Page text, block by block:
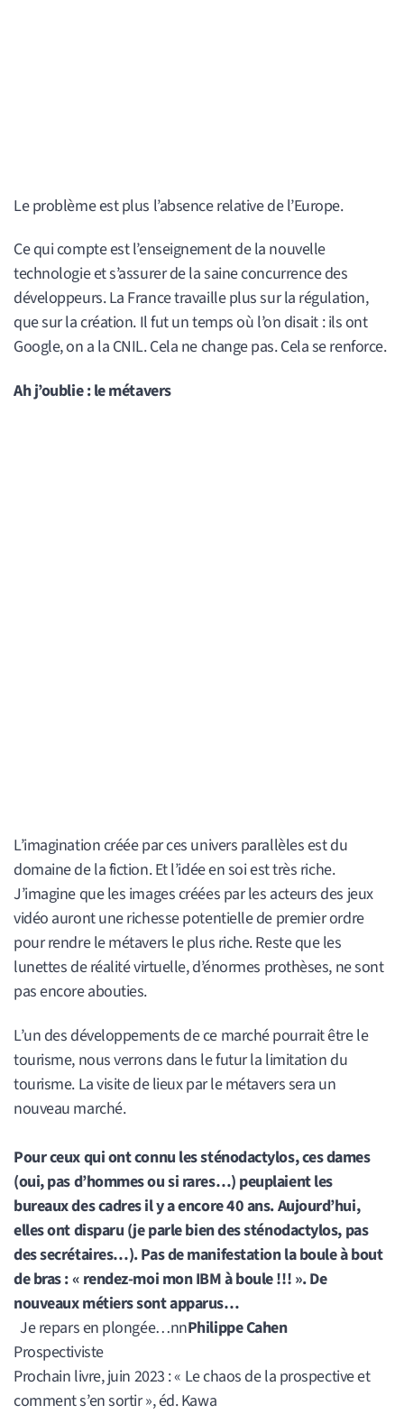
Le problème est plus l’absence relative de l’Europe.
Ce qui compte est l’enseignement de la nouvelle
technologie et s’assurer de la saine concurrence des
développeurs. La France travaille plus sur la régulation,
que sur la création. Il fut un temps où l’on disait : ils ont
Google, on a la CNIL. Cela ne change pas. Cela se renforce.
Ah j’oublie : le métavers
L’imagination créée par ces univers parallèles est du
domaine de la fiction. Et l’idée en soi est très riche.
J’imagine que les images créées par les acteurs des jeux
vidéo auront une richesse potentielle de premier ordre
pour rendre le métavers le plus riche. Reste que les
lunettes de réalité virtuelle, d’énormes prothèses, ne sont
pas encore abouties.
L’un des développements de ce marché pourrait être le
tourisme, nous verrons dans le futur la limitation du
tourisme. La visite de lieux par le métavers sera un
nouveau marché.
Pour ceux qui ont connu les sténodactylos, ces dames
(oui, pas d’hommes ou si rares…) peuplaient les
bureaux des cadres il y a encore 40 ans. Aujourd’hui,
elles ont disparu (je parle bien des sténodactylos, pas
des secrétaires…). Pas de manifestation la boule à bout
de bras : « rendez-moi mon IBM à boule !!! ». De
nouveaux métiers sont apparus…
Je repars en plongée…nnPhilippe Cahen
Prospectiviste
Prochain livre, juin 2023 : « Le chaos de la prospective et
comment s’en sortir », éd. Kawa